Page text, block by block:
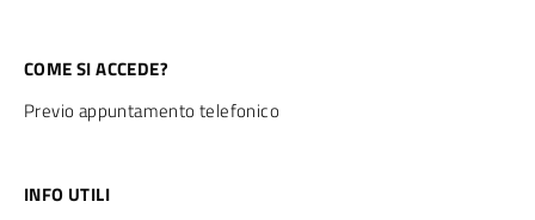
COME SI ACCEDE?
Previo appuntamento telefonico
INFO UTILI